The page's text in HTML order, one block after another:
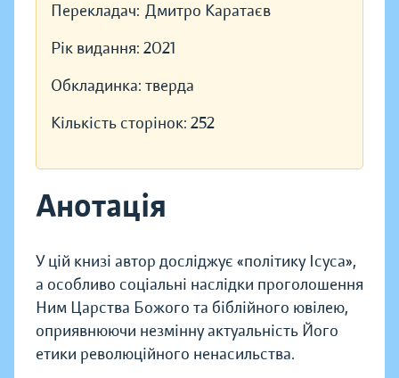
Перекладач: Дмитро Каратаєв
Рік видання: 2021
Обкладинка: тверда
Кількість сторінок: 252
Анотація
У цій книзі автор досліджує «політику Ісуса»,
а особливо соціальні наслідки проголошення
Ним Царства Божого та біблійного ювілею,
оприявнюючи незмінну актуальність Його
етики революційного ненасильства.